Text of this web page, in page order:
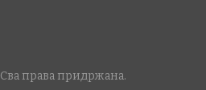
Сва права придржана.